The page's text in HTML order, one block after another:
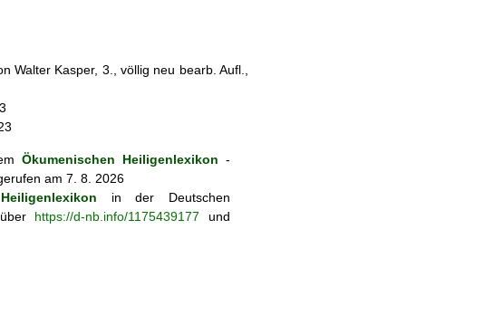
Walter Kasper, 3., völlig neu bearb. Aufl.,
Ökumenischen Heiligenlexikon -
am 7. 8. 2026
in der Deutschen
https://d-nb.info/1175439177 und